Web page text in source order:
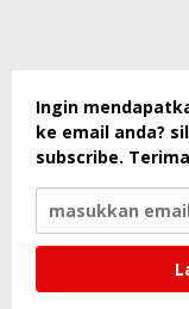
Ingin
ke email anda?
subscribe.